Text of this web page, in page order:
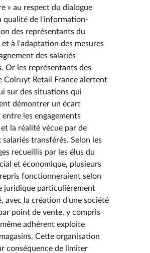
» au respect du dialogue
qualité de l'information-
des représentants du
et à l'adaptation des mesures
des salariés
Or les représentants des
Colruyt Retail France alertent
sur des situations qui
démontrer un écart
les engagements
la réalité vécue par de
salariés transférés. Selon les
recueillis par les élus du
et économique, plusieurs
fonctionneraient selon
juridique particulièrement
avec la création d'une société
point de vente, y compris
adhérent exploite
Cette organisation
conséquence de limiter